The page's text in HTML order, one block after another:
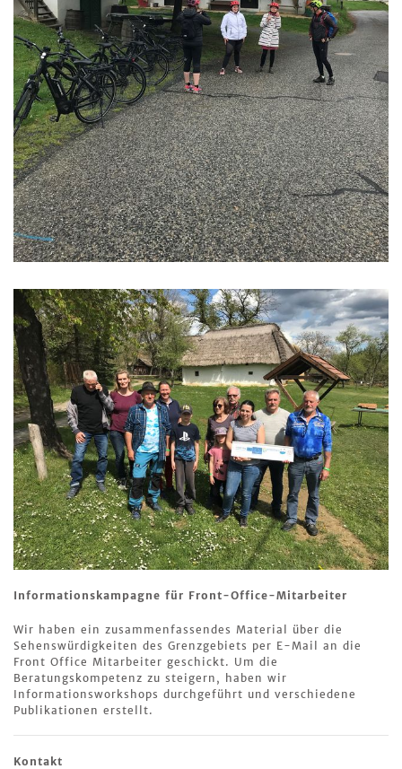
Informationskampagne für Front-Office-Mitarbeiter
Wir haben ein zusammenfassendes Material über die
Sehenswürdigkeiten des Grenzgebiets per E-Mail an die
Front Office Mitarbeiter geschickt. Um die
Beratungskompetenz zu steigern, haben wir
Informationsworkshops durchgeführt und verschiedene
Publikationen erstellt.
Kontakt